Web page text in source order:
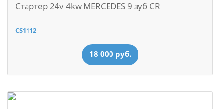
Стартер 24v 4kw MERCEDES 9 зуб CR
CS1112
18 000 руб.